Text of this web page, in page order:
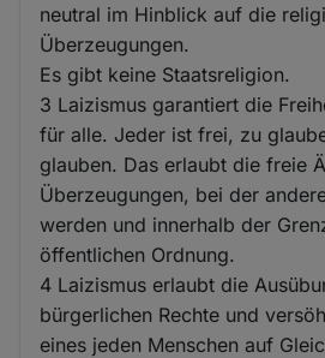
neutral im Hinblick auf die
Überzeugungen.
Es gibt keine Staatsreligion.
3 Laizismus garantiert die
für alle. Jeder ist frei, zu
glauben. Das erlaubt die freie
Überzeugungen, bei der
werden und innerhalb der
öffentlichen Ordnung.
4 Laizismus erlaubt die
bürgerlichen Rechte und
eines jeden Menschen auf